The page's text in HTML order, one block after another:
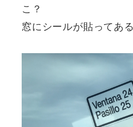
こ？
窓にシールが貼ってあ